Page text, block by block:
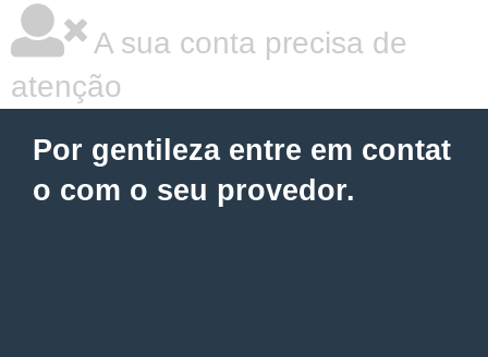
A sua conta precisa de
atenção
Por gentileza entre em contat
o com o seu provedor.